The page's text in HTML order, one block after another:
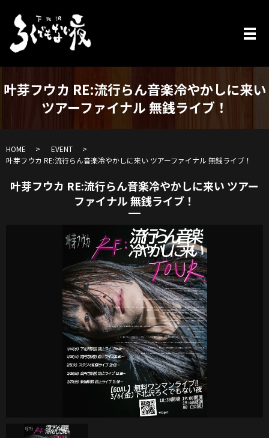
叶芽フウカ RE:流行らん音楽冷やかしに来い
ツアーファイナル 無銭ライブ！
HOME
EVENT
叶芽フウカ RE:流行らん音楽冷やかしに来い ツアーファイナル 無銭ライブ！
叶芽フウカ RE:流行らん音楽冷やかしに来い ツアー
ファイナル 無銭ライブ！